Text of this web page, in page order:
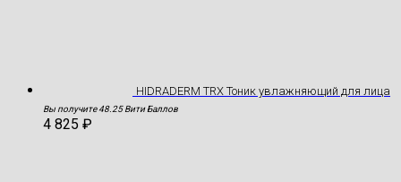
HIDRADERM TRX Тоник увлажняющий для лица
Вы получите 48.25 Вити Баллов
4 825 ₽